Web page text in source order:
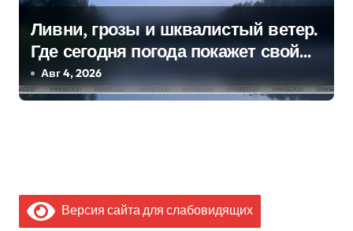
Ливни, грозы и шквалистый ветер.
Где сегодня погода покажет свой
характер
Авг 4, 2026
Версия сайта для слабовидящих